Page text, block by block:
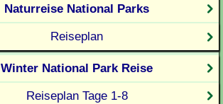
Naturreise National Parks
Reiseplan
Winter National Park Reise
Reiseplan Tage 1-8